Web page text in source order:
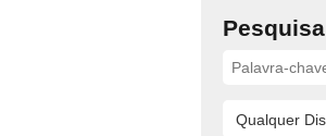
Pesquisa